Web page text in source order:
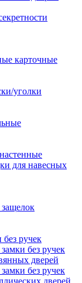
карточные
уголки
для навесных
ручек
без ручек
дверей
без ручек